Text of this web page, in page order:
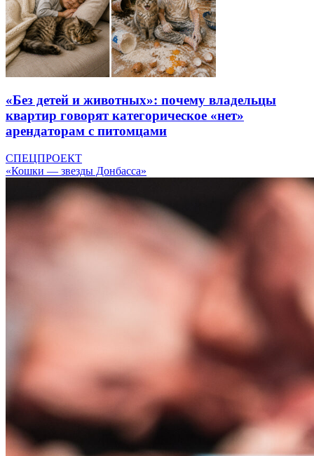
«Без детей и животных»: почему владельцы
квартир говорят категорическое «нет»
арендаторам с питомцами
СПЕЦПРОЕКТ
«Кошки — звезды Донбасса»